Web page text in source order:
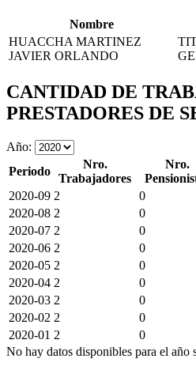
Nombre
HUACCHA MARTINEZ
JAVIER ORLANDO
CANTIDAD DE
PRESTADORES DE
Año:
Periodo
Nro.
Trabajadores
Nro.
2020-09 2 0
2020-08 2 0
2020-07 2 0
2020-06 2 0
2020-05 2 0
2020-04 2 0
2020-03 2 0
2020-02 2 0
2020-01 2 0
No hay datos disponibles para el año